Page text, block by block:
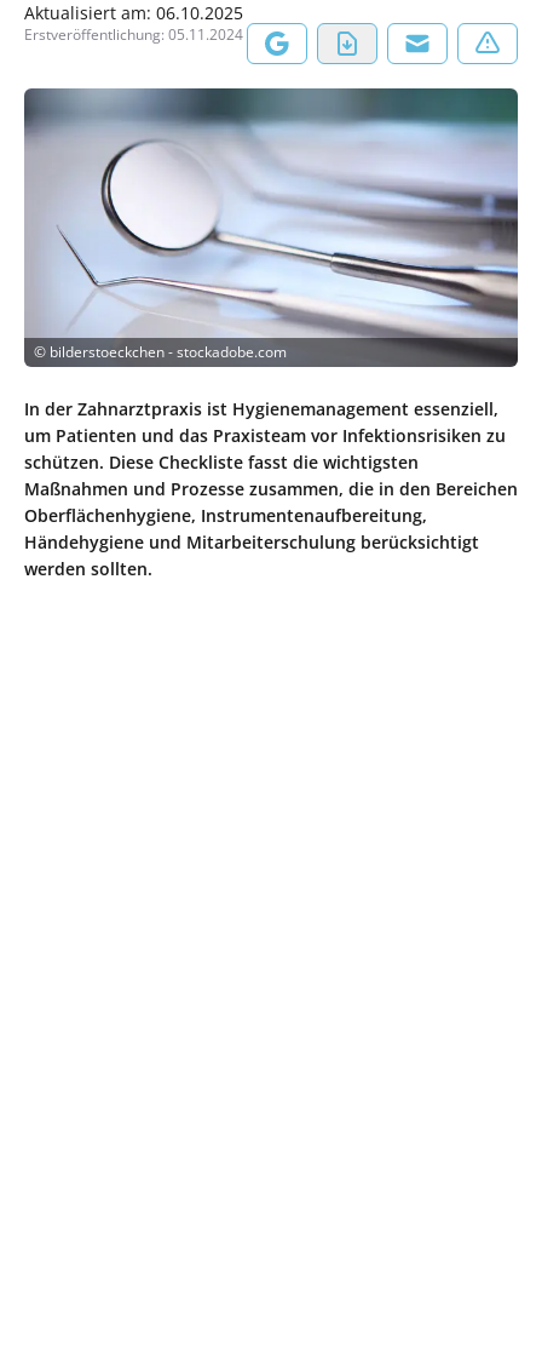
Aktualisiert am: 06.10.2025
Erstveröffentlichung: 05.11.2024
© bilderstoeckchen - stockadobe.com
In der Zahnarztpraxis ist Hygienemanagement essenziell,
um Patienten und das Praxisteam vor Infektionsrisiken zu
schützen. Diese Checkliste fasst die wichtigsten
Maßnahmen und Prozesse zusammen, die in den Bereichen
Oberflächenhygiene, Instrumentenaufbereitung,
Händehygiene und Mitarbeiterschulung berücksichtigt
werden sollten.